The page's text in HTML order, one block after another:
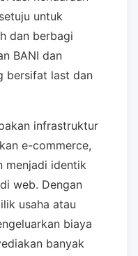
untuk
dan berbagi
BANI dan
bersifat last dan
infrastruktur
e-commerce,
menjadi identik
web. Dengan
usaha atau
biaya
banyak